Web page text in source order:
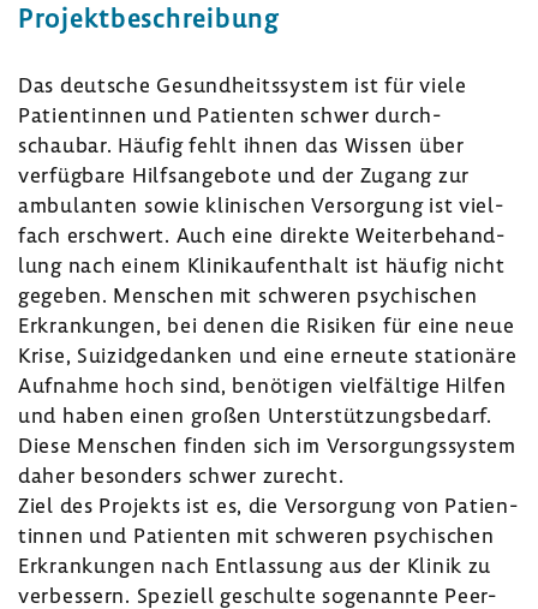
Projekt­be­schrei­bung
Das deut­sche Gesund­heits­system ist für viele
Pati­en­tinnen und Pati­enten schwer durch­
schaubar. Häufig fehlt ihnen das Wissen über
verfüg­bare Hilfs­an­ge­bote und der Zugang zur
ambu­lanten sowie klini­schen Versor­gung ist viel­
fach erschwert. Auch eine direkte Weiter­be­hand­
lung nach einem Klinik­auf­ent­halt ist häufig nicht
gegeben. Menschen mit schweren psychi­schen
Erkran­kungen, bei denen die Risiken für eine neue
Krise, Suizid­ge­danken und eine erneute statio­näre
Aufnahme hoch sind, benö­tigen viel­fäl­tige Hilfen
und haben einen großen Unter­stüt­zungs­be­darf.
Diese Menschen finden sich im Versor­gungs­system
daher beson­ders schwer zurecht.
Ziel des Projekts ist es, die Versor­gung von Pati­en­
tinnen und Pati­enten mit schweren psychi­schen
Erkran­kungen nach Entlas­sung aus der Klinik zu
verbes­sern. Speziell geschulte soge­nannte Peer-​